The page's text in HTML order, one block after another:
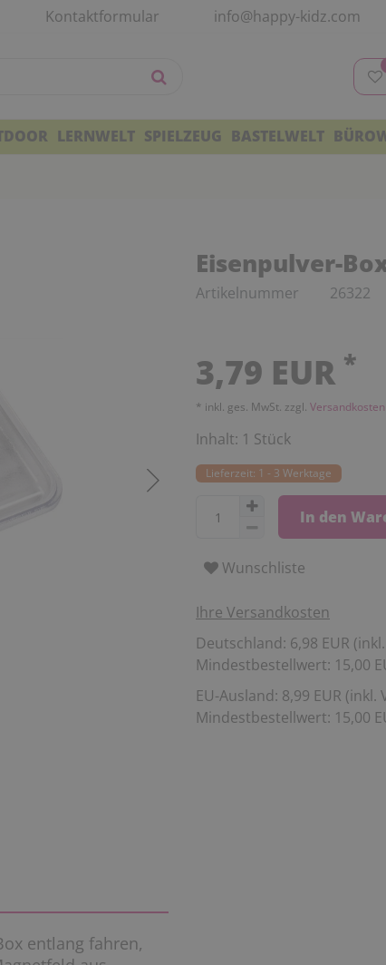
Kontaktformular info@happy-kidz.com
LERNWELT SPIELZEUG BASTELWELT
Eisenpulver-
Artikelnummer 26322
3,79 EUR *
* inkl. ges. MwSt. zzgl. Versandkosten
Inhalt: 1 Stück
Lieferzeit: 1 - 3 Werktage
In den
Wunschliste
Ihre Versandkosten
Deutschland: 6,98 EUR
Mindestbestellwert: 15,00
EU-Ausland: 8,99 EUR
Mindestbestellwert: 15,00
entlang fahren,